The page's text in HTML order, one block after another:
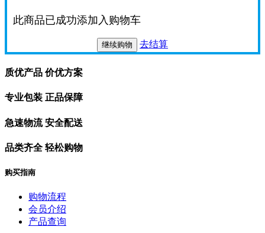
此商品已成功添加入购物车
继续购物 去结算
质优产品 价优方案
专业包装 正品保障
急速物流 安全配送
品类齐全 轻松购物
购买指南
购物流程
会员介绍
产品查询